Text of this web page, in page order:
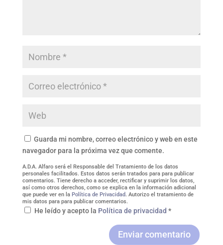
Guarda mi nombre, correo electrónico y web en este
navegador para la próxima vez que comente.
A.D.A. Alfaro será el Responsable del Tratamiento de los datos
personales facilitados. Estos datos serán tratados para para publicar
comentarios. Tiene derecho a acceder, rectificar y suprimir los datos,
así como otros derechos, como se explica en la información adicional
que puede ver en la Política de Privacidad. Autorizo el tratamiento de
mis datos para para publicar comentarios.
He leído y acepto la Política de privacidad *
Enviar comentario